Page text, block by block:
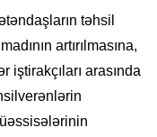
təhsil
artırılmasına,
arasında